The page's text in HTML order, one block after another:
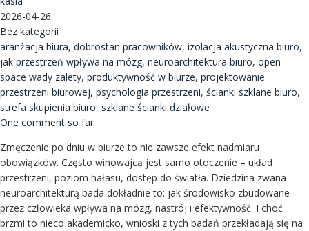
2026-04-26
Bez kategorii
aranżacja biura, dobrostan pracowników, izolacja akustyczna biuro,
jak przestrzeń wpływa na mózg, neuroarchitektura biuro, open
space wady zalety, produktywność w biurze, projektowanie
przestrzeni biurowej, psychologia przestrzeni, ścianki szklane biuro,
strefa skupienia biuro, szklane ścianki działowe
One comment so far
Zmęczenie po dniu w biurze to nie zawsze efekt nadmiaru
obowiązków. Często winowajcą jest samo otoczenie – układ
przestrzeni, poziom hałasu, dostęp do światła. Dziedzina zwana
neuroarchitekturą bada dokładnie to: jak środowisko zbudowane
przez człowieka wpływa na mózg, nastrój i efektywność. I choć
brzmi to nieco akademicko, wnioski z tych badań przekładają się na